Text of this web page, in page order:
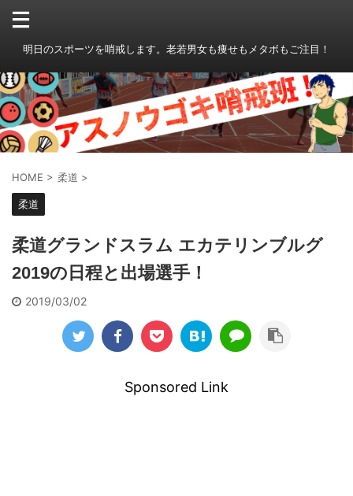
明日のスポーツを哨戒します。老若男女も痩せもメタボもご注目！
HOME > 柔道 >
柔道
柔道グランドスラム エカテリンブルグ
2019の日程と出場選手！
2019/03/02
Sponsored Link